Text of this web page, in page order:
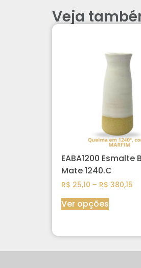
Veja
EABA1200 Esmalte
Mate 1240.C
R$ 25,10 – R$ 380,15
Ver opções